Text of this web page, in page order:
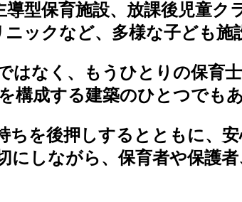
型保育施設、放課後児童ク
ックなど、多様な子ども施
なく、もうひとりの保育
成する建築のひとつでもあ
を後押しするとともに、
しながら、保育者や保護